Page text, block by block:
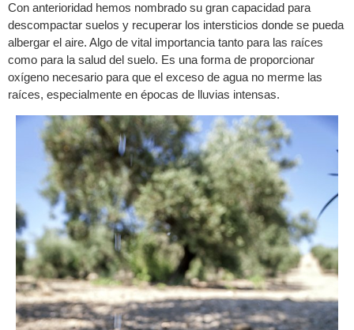
Con anterioridad hemos nombrado su gran capacidad para
descompactar suelos y recuperar los intersticios donde se pueda
albergar el aire. Algo de vital importancia tanto para las raíces
como para la salud del suelo. Es una forma de proporcionar
oxígeno necesario para que el exceso de agua no merme las
raíces, especialmente en épocas de lluvias intensas.